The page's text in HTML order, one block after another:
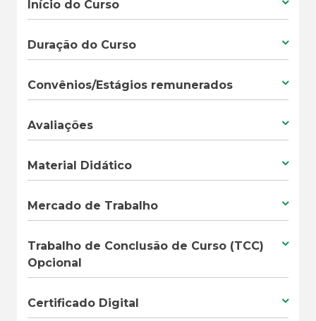
Início do Curso
Duração do Curso
Convênios/Estágios remunerados
Avaliações
Material Didático
Mercado de Trabalho
Trabalho de Conclusão de Curso (TCC)
Opcional
Certificado Digital